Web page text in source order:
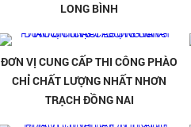
LONG BÌNH
ĐƠN VỊ CUNG CẤP THI CÔNG PHÀO
CHỈ CHẤT LƯỢNG NHẤT NHƠN
TRẠCH ĐỒNG NAI